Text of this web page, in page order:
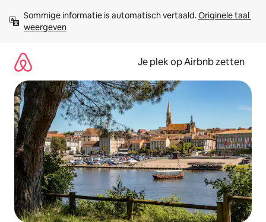
direct
naar
Sommige informatie is automatisch vertaald. Originele taal
weergeven
Je plek op Airbnb zetten